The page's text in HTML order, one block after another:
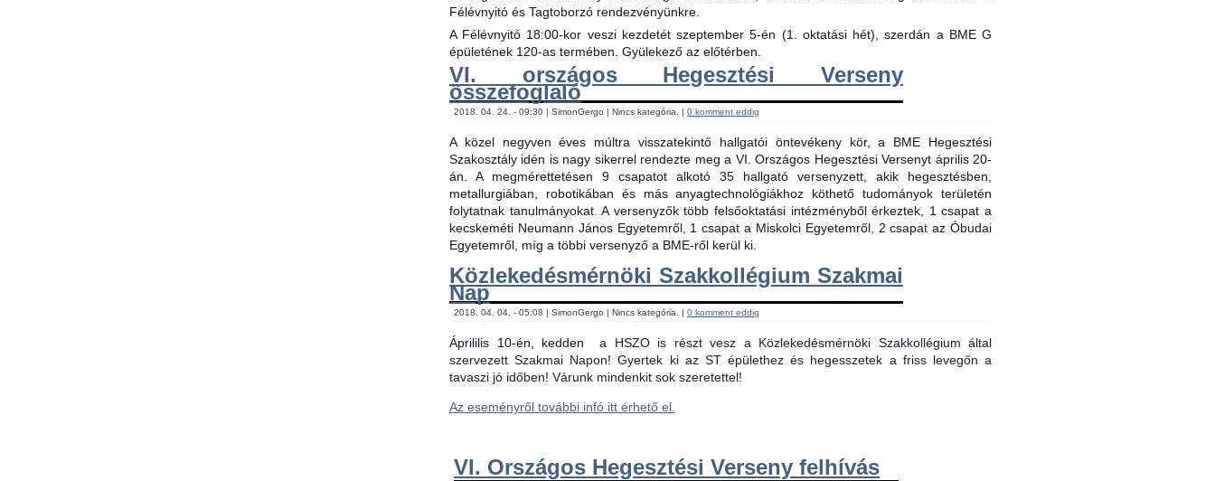
Félévnyitó és Tagtoborzó rendezvényünkre.
A Félévnyitó 18:00-kor veszi kezdetét szeptember 5-én (1. oktatási hét), szerdán a BME G
épületének 120-as termében. Gyülekező az előtérben.
VI. országos Hegesztési Verseny
összefoglaló
2018. 04. 24. - 09:30 | SimonGergo | Nincs kategória. | 0 komment eddig
A közel negyven éves múltra visszatekintő hallgatói öntevékeny kör, a BME Hegesztési
Szakosztály idén is nagy sikerrel rendezte meg a VI. Országos Hegesztési Versenyt április 20-
án. A megmérettetésen 9 csapatot alkotó 35 hallgató versenyzett, akik hegesztésben,
metallurgiában, robotikában és más anyagtechnológiákhoz köthető tudományok területén
folytatnak tanulmányokat. A versenyzők több felsőoktatási intézményből érkeztek, 1 csapat a
kecskeméti Neumann János Egyetemről, 1 csapat a Miskolci Egyetemről, 2 csapat az Óbudai
Egyetemről, míg a többi versenyző a BME-ről kerül ki.
Közlekedésmérnöki Szakkollégium Szakmai
Nap
2018. 04. 04. - 05:08 | SimonGergo | Nincs kategória. | 0 komment eddig
Áprililis 10-én, kedden
a HSZO is részt vesz a Közlekedésmérnöki Szakkollégium által
szervezett Szakmai Napon! Gyertek ki az ST épülethez és hegesszetek a friss levegőn a
tavaszi jó időben! Várunk mindenkit sok szeretettel!
Az eseményről további infó itt érhető el.
VI. Országos Hegesztési Verseny felhívás